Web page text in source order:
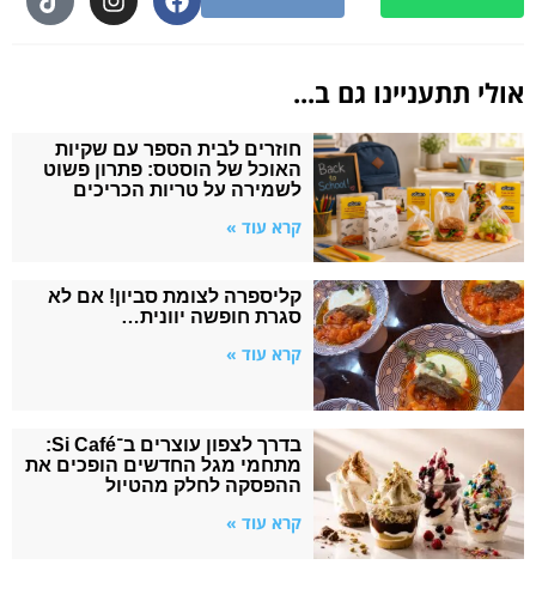
אולי תתעניינו גם ב...
חוזרים לבית הספר עם שקיות
האוכל של הוסטס: פתרון פשוט
לשמירה על טריות הכריכים
קרא עוד »
קליספרה לצומת סביון! אם לא
סגרת חופשה יוונית…
קרא עוד »
בדרך לצפון עוצרים ב־Si Café:
מתחמי מגל החדשים הופכים את
ההפסקה לחלק מהטיול
קרא עוד »